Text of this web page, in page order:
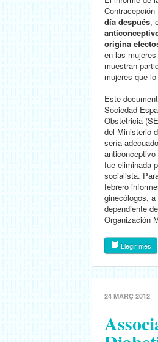
día después,
origina
en las
muestran
mujeres que
Este
Sociedad
Obstetricia
del Ministerio
sería
fue eliminada
socialista.
febrero
ginecólogos,
dependiente
Organización
Llegir més
24 MARÇ 2012